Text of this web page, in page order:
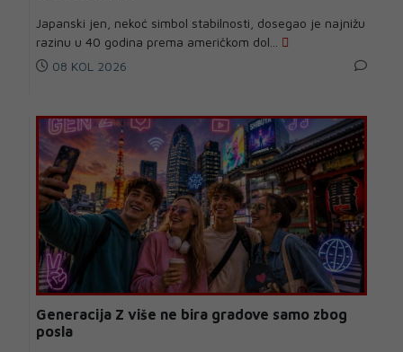
Japanski jen, nekoć simbol stabilnosti, dosegao je najnižu
razinu u 40 godina prema američkom dol...
08 KOL 2026
Generacija Z više ne bira gradove samo zbog
posla